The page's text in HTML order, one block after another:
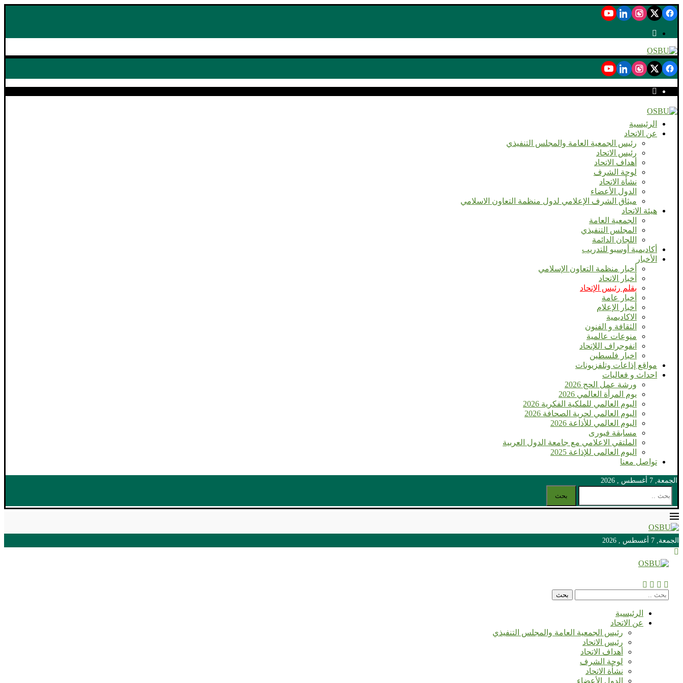
الرئيسية
عن الاتحاد
رئيس الجمعية العامة والمجلس التنفيذي
رئيس الاتحاد
أهداف الاتحاد
لوحة الشرف
نشأة الاتحاد
الدول الأعضاء
ميثاق الشرف الإعلامي لدول منظمة التعاون الاسلامي
هيئة الاتحاد
الجمعية العامة
المجلس التنفيذي
اللجان الدائمة
أكاديمية أوسبو للتدريب
الأخبار
أخبار منظمة التعاون الإسلامي
أخبار الاتحاد
بقلم رئيس الإتحاد
أخبار عامة
أخبار الإعلام
الاكاديمية
الثقافة و الفنون
منوعات عالمية
انفوجراف اللإتحاد
اخبار فلسطين
مواقع إذاعات وتلفزيونات
احداث و فعاليات
ورشة عمل الحج 2026
يوم المرأة العالمي 2026
اليوم العالمي للملكية الفكرية 2026
اليوم العالمي لحرية الصحافة 2026
اليوم العالمي للأذاعة 2026
مسابقة فيورى
الملتقي الاعلامي مع جامعة الدول العربية
اليوم العالمى للإذاعة 2025
تواصل معنا
الجمعة, 7 أغسطس , 2026
بحث
الجمعة, 7 أغسطس , 2026
بحث
الرئيسية
عن الاتحاد
رئيس الجمعية العامة والمجلس التنفيذي
رئيس الاتحاد
أهداف الاتحاد
لوحة الشرف
نشأة الاتحاد
الدول الأعضاء